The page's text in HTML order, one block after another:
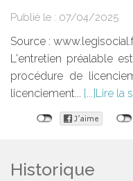
Publié le : 07/04/2025
Source :
L'entretien préalable
procédure de
licenciement...
Lire la
Historique